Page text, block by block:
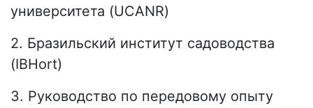
университета (UCANR)
2. Бразильский институт садоводства
(IBHort)
3. Руководство по передовому опыту